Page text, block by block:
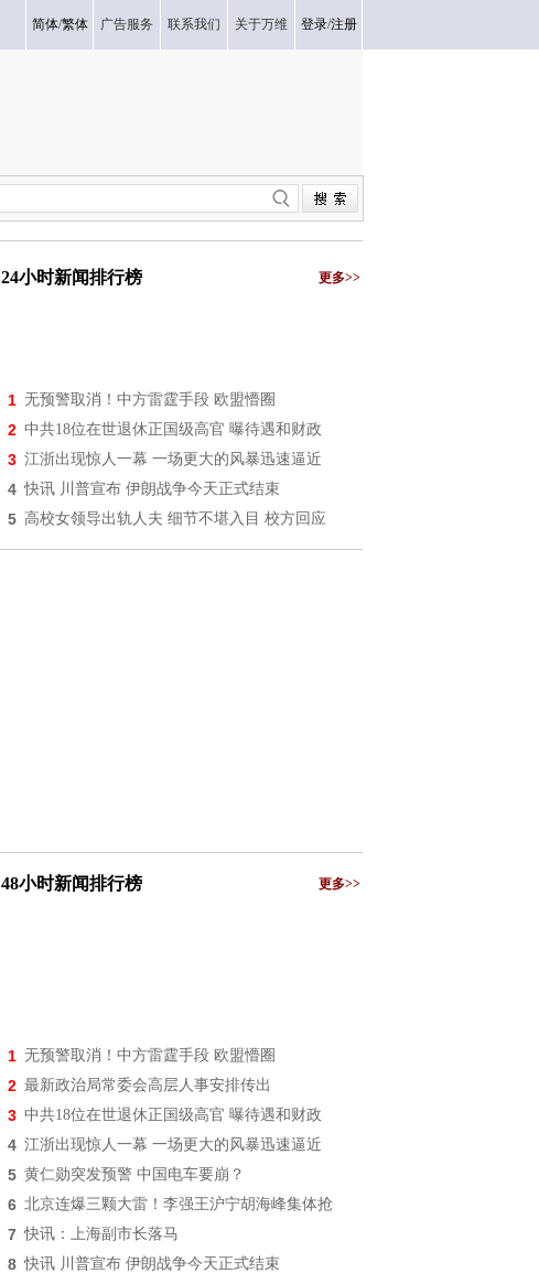
简体/繁体 广告服务 联系我们 关于万维 登录/注册
24小时新闻排行榜 更多>>
1 无预警取消！中方雷霆手段 欧盟懵圈
2 中共18位在世退休正国级高官 曝待遇和财政
3 江浙出现惊人一幕 一场更大的风暴迅速逼近
4 快讯 川普宣布 伊朗战争今天正式结束
5 高校女领导出轨人夫 细节不堪入目 校方回应
48小时新闻排行榜 更多>>
1 无预警取消！中方雷霆手段 欧盟懵圈
2 最新政治局常委会高层人事安排传出
3 中共18位在世退休正国级高官 曝待遇和财政
4 江浙出现惊人一幕 一场更大的风暴迅速逼近
5 黄仁勋突发预警 中国电车要崩？
6 北京连爆三颗大雷！李强王沪宁胡海峰集体抢
7 快讯：上海副市长落马
8 快讯 川普宣布 伊朗战争今天正式结束